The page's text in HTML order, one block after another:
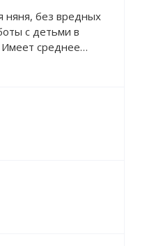
няня, без вредных
с детьми в
Имеет среднее
по профессии
функции няни и
чуткая,
шитьем.